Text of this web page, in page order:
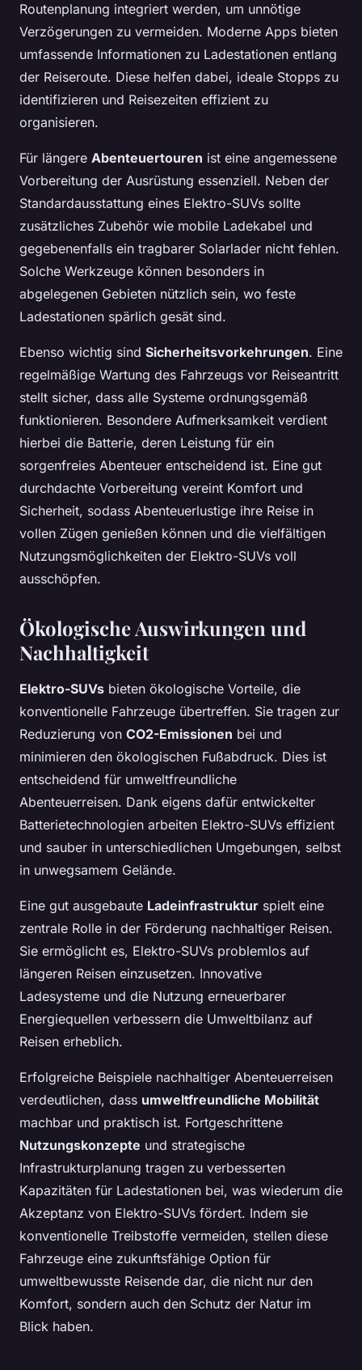
Routenplanung integriert werden, um unnötige
Verzögerungen zu vermeiden. Moderne Apps bieten
umfassende Informationen zu Ladestationen entlang
der Reiseroute. Diese helfen dabei, ideale Stopps zu
identifizieren und Reisezeiten effizient zu
organisieren.
Für längere Abenteuertouren ist eine angemessene
Vorbereitung der Ausrüstung essenziell. Neben der
Standardausstattung eines Elektro-SUVs sollte
zusätzliches Zubehör wie mobile Ladekabel und
gegebenenfalls ein tragbarer Solarlader nicht fehlen.
Solche Werkzeuge können besonders in
abgelegenen Gebieten nützlich sein, wo feste
Ladestationen spärlich gesät sind.
Ebenso wichtig sind Sicherheitsvorkehrungen. Eine
regelmäßige Wartung des Fahrzeugs vor Reiseantritt
stellt sicher, dass alle Systeme ordnungsgemäß
funktionieren. Besondere Aufmerksamkeit verdient
hierbei die Batterie, deren Leistung für ein
sorgenfreies Abenteuer entscheidend ist. Eine gut
durchdachte Vorbereitung vereint Komfort und
Sicherheit, sodass Abenteuerlustige ihre Reise in
vollen Zügen genießen können und die vielfältigen
Nutzungsmöglichkeiten der Elektro-SUVs voll
ausschöpfen.
Ökologische Auswirkungen und
Nachhaltigkeit
Elektro-SUVs bieten ökologische Vorteile, die
konventionelle Fahrzeuge übertreffen. Sie tragen zur
Reduzierung von CO2-Emissionen bei und
minimieren den ökologischen Fußabdruck. Dies ist
entscheidend für umweltfreundliche
Abenteuerreisen. Dank eigens dafür entwickelter
Batterietechnologien arbeiten Elektro-SUVs effizient
und sauber in unterschiedlichen Umgebungen, selbst
in unwegsamem Gelände.
Eine gut ausgebaute Ladeinfrastruktur spielt eine
zentrale Rolle in der Förderung nachhaltiger Reisen.
Sie ermöglicht es, Elektro-SUVs problemlos auf
längeren Reisen einzusetzen. Innovative
Ladesysteme und die Nutzung erneuerbarer
Energiequellen verbessern die Umweltbilanz auf
Reisen erheblich.
Erfolgreiche Beispiele nachhaltiger Abenteuerreisen
verdeutlichen, dass umweltfreundliche Mobilität
machbar und praktisch ist. Fortgeschrittene
Nutzungskonzepte und strategische
Infrastrukturplanung tragen zu verbesserten
Kapazitäten für Ladestationen bei, was wiederum die
Akzeptanz von Elektro-SUVs fördert. Indem sie
konventionelle Treibstoffe vermeiden, stellen diese
Fahrzeuge eine zukunftsfähige Option für
umweltbewusste Reisende dar, die nicht nur den
Komfort, sondern auch den Schutz der Natur im
Blick haben.